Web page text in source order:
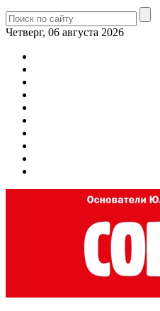
Четверг, 06 августа 2026